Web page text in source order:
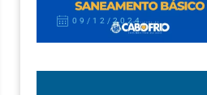
09/12/2024